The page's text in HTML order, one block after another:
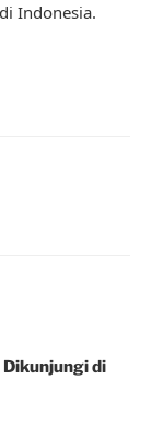
Indonesia.
di